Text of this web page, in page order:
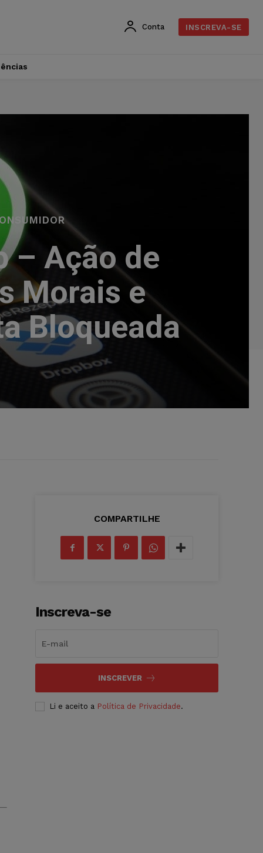
Conta INSCREVA-SE
– Ação de
Morais e
Bloqueada
COMPARTILHE
Inscreva-se
INSCREVER
Li e aceito a Política de Privacidade.